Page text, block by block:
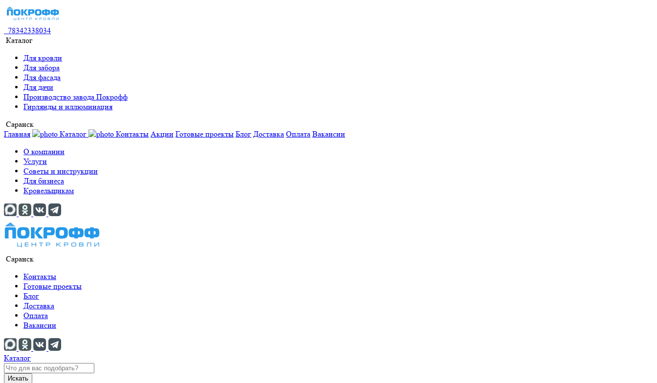
78342338034
Каталог
Для кровли
Для забора
Для фасада
Для дачи
Производство завода Покрофф
Гирлянды и иллюминация
Саранск
Главная
Каталог Контакты Акции Готовые проекты Блог Доставка Оплата Вакансии
О компании
Услуги
Советы и инструкции
Для бизнеса
Кровельщикам
Саранск
Контакты
Готовые проекты
Блог
Доставка
Оплата
Вакансии
Каталог
Искать